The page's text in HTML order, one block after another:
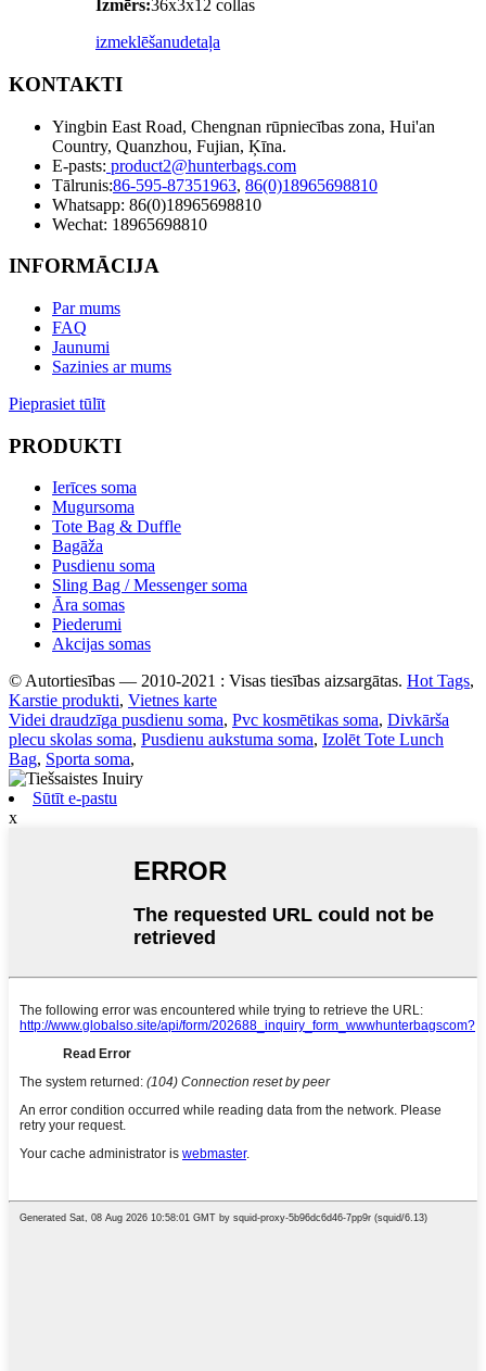
Izmērs:36x3x12 collas
izmeklēšanudetaļa
KONTAKTI
Yingbin East Road, Chengnan rūpniecības zona, Hui'an
Country, Quanzhou, Fujian, Ķīna.
E-pasts: product2@hunterbags.com
Tālrunis:86-595-87351963, 86(0)18965698810
Whatsapp: 86(0)18965698810
Wechat: 18965698810
INFORMĀCIJA
Par mums
FAQ
Jaunumi
Sazinies ar mums
Pieprasiet tūlīt
PRODUKTI
Ierīces soma
Mugursoma
Tote Bag & Duffle
Bagāža
Pusdienu soma
Sling Bag / Messenger soma
Āra somas
Piederumi
Akcijas somas
© Autortiesības — 2010-2021 : Visas tiesības aizsargātas. Hot Tags,
Karstie produkti, Vietnes karte
Videi draudzīga pusdienu soma, Pvc kosmētikas soma, Divkārša
plecu skolas soma, Pusdienu aukstuma soma, Izolēt Tote Lunch
Bag, Sporta soma,
Sūtīt e-pastu
x